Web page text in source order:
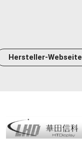
Hersteller-Webseite